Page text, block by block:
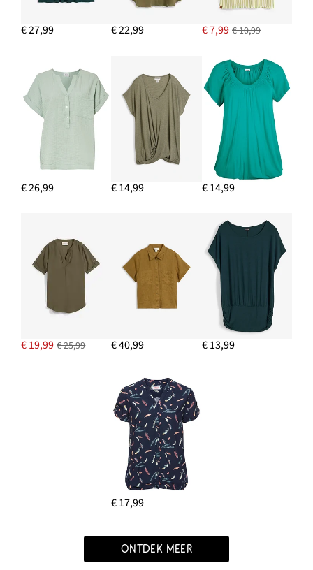
€ 27,99
IN WINKELMANDJE
€ 27,99 € 22,99 € 7,99 € 10,99
€ 26,99 € 14,99 € 14,99
€ 19,99 € 25,99 € 40,99 € 13,99
€ 17,99
ONTDEK MEER